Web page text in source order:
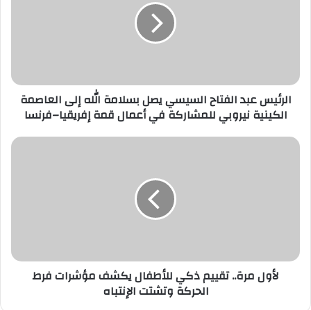
العاصمة
الكينية
نيروبي
للمشاركة
في
الرئيس عبد الفتاح السيسي يصل بسلامة الله إلى العاصمة
الكينية نيروبي للمشاركة في أعمال قمة إفريقيا–فرنسا
لأول
الحركة
وتشتتلأول مرة.. تقييم ذكي للأطفال يكشف مؤشرات فرط
الحركة وتشتت الإنتباه